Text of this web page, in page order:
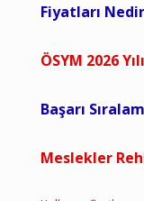
Fiyatları
ÖSYM 2026
Başarı
Meslekler